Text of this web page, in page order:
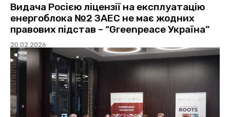
Видача Росією ліцензії на експлуатацію
енергоблока №2 ЗАЕС не має жодних
правових підстав – “Greenpeace Україна”
20.02.2026